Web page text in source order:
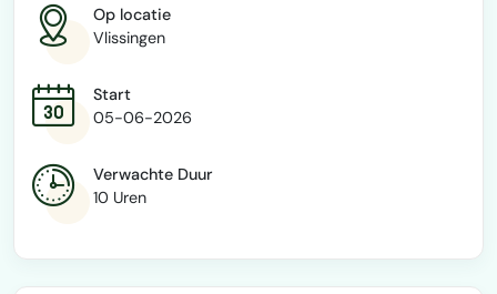
Op locatie
Vlissingen
Start
05-06-2026
Verwachte Duur
10 Uren